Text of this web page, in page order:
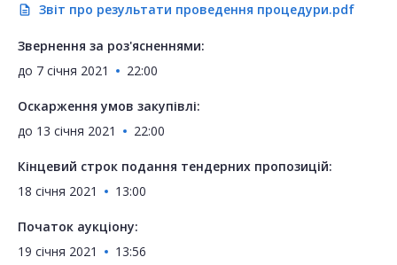
description Звіт про результати проведення процедури.pdf
Звернення за роз'ясненнями:
до 7 січня 2021 22:00
Оскарження умов закупівлі:
до 13 січня 2021 22:00
Кінцевий строк подання тендерних пропозицій:
18 січня 2021
13:00
Початок аукціону:
19 січня 2021
13:56